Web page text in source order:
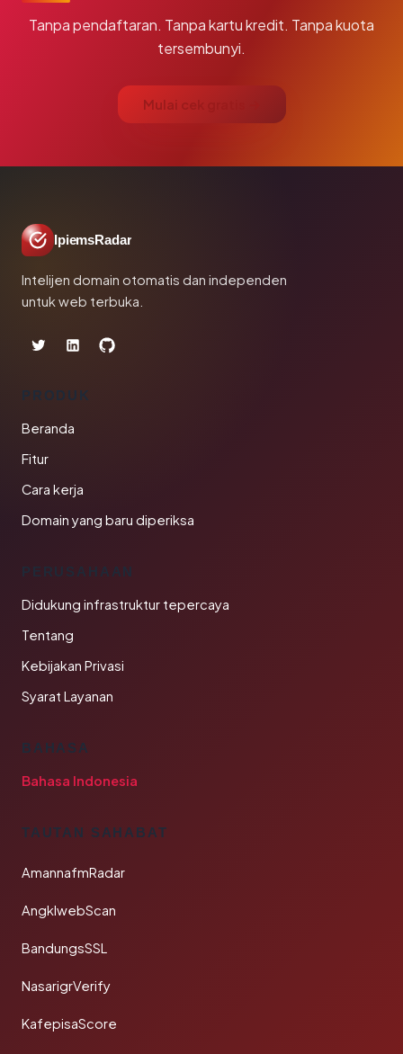
Tanpa pendaftaran. Tanpa kartu kredit. Tanpa kuota
tersembunyi.
Mulai cek gratis →
IpiemsRadar
Intelijen domain otomatis dan independen
untuk web terbuka.
PRODUK
Beranda
Fitur
Cara kerja
Domain yang baru diperiksa
PERUSAHAAN
Didukung infrastruktur tepercaya
Tentang
Kebijakan Privasi
Syarat Layanan
BAHASA
Bahasa Indonesia
TAUTAN SAHABAT
AmannafmRadar
AngklwebScan
BandungsSSL
NasarigrVerify
KafepisaScore